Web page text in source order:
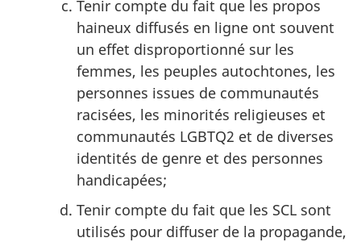
Tenir compte du fait que les propos
haineux diffusés en ligne ont souvent
un effet disproportionné sur les
femmes, les peuples autochtones, les
personnes issues de communautés
racisées, les minorités religieuses et
communautés LGBTQ2 et de diverses
identités de genre et des personnes
handicapées;
Tenir compte du fait que les SCL sont
utilisés pour diffuser de la propagande,